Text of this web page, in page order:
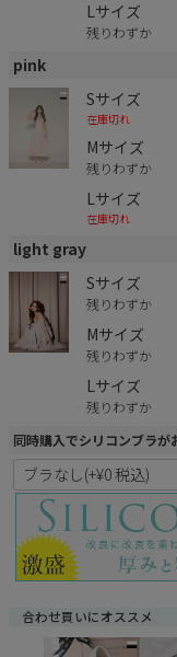
Lサイズ
残りわずか
pink
Sサイズ
在庫切れ
Mサイズ
残りわずか
Lサイズ
在庫切れ
light gray
Sサイズ
残りわずか
Mサイズ
残りわずか
Lサイズ
残りわずか
同時購入でシリコンブラ
合わせ買いにオススメ